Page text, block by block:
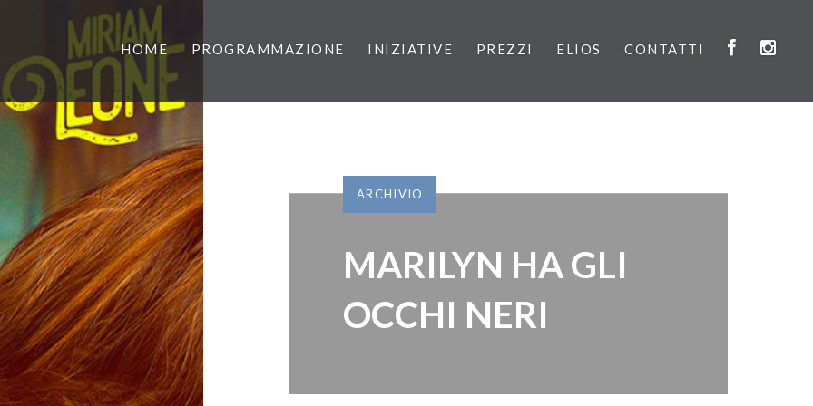
HOME PROGRAMMAZIONE INIZIATIVE PREZZI ELIOS CONTATTI
ARCHIVIO
MARILYN HA GLI
OCCHI NERI